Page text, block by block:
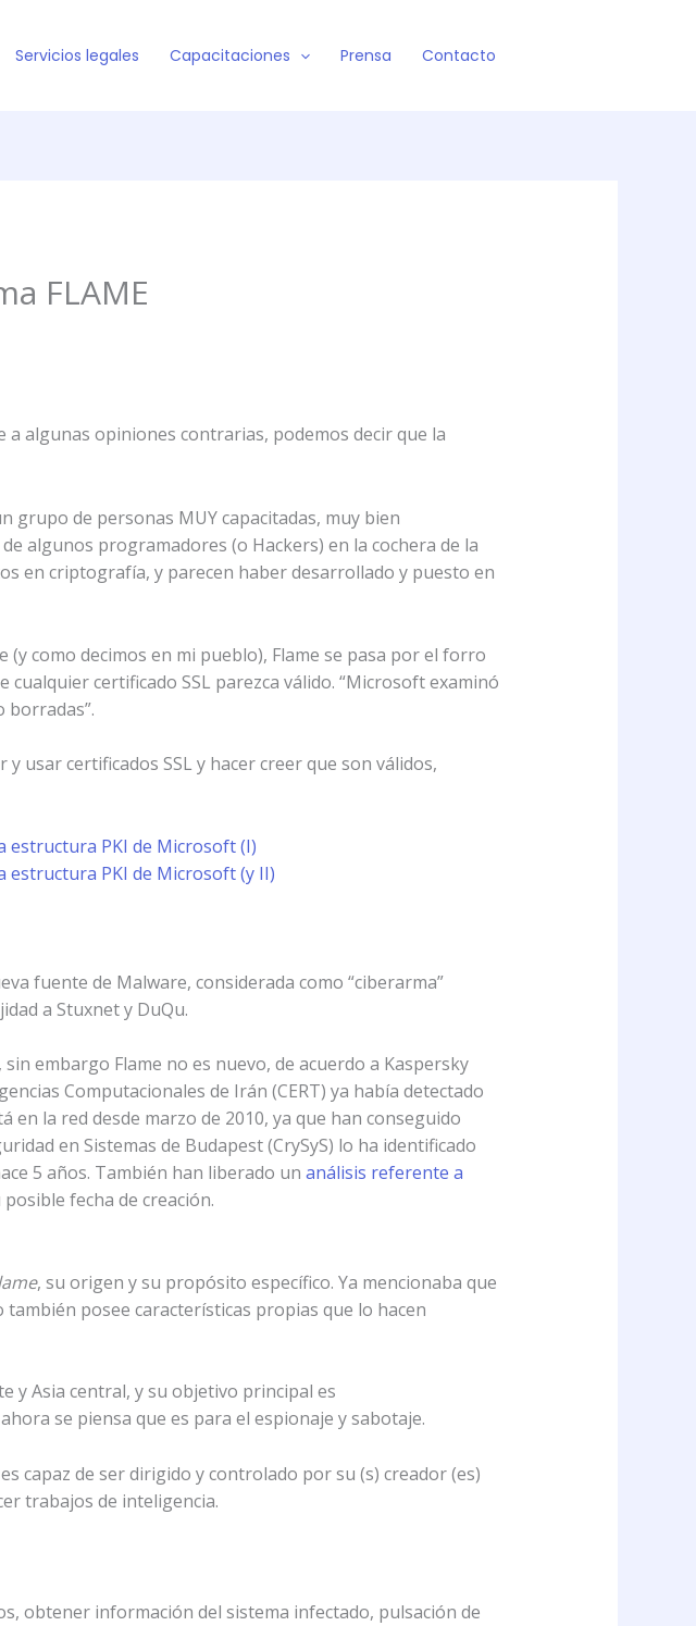
Servicios legales Capacitaciones Prensa Contacto
FLAME
a algunas opiniones contrarias, podemos decir que la
grupo de personas MUY capacitadas, muy bien
algunos programadores (o Hackers) en la cochera de la
en criptografía, y parecen haber desarrollado y puesto en
(y como decimos en mi pueblo), Flame se pasa por el forro
certificado SSL parezca válido. “Microsoft examinó
borradas”.
usar certificados SSL y hacer creer que son válidos,
estructura PKI de Microsoft (I)
estructura PKI de Microsoft (y II)
fuente de Malware, considerada como “ciberarma”
a Stuxnet y DuQu.
embargo Flame no es nuevo, de acuerdo a Kaspersky
Computacionales de Irán (CERT) ya había detectado
la red desde marzo de 2010, ya que han conseguido
en Sistemas de Budapest (CrySyS) lo ha identificado
5 años. También han liberado un análisis referente a
fecha de creación.
, su origen y su propósito específico. Ya mencionaba que
posee características propias que lo hacen
y Asia central, y su objetivo principal es
se piensa que es para el espionaje y sabotaje.
capaz de ser dirigido y controlado por su (s) creador (es)
trabajos de inteligencia.
obtener información del sistema infectado, pulsación de